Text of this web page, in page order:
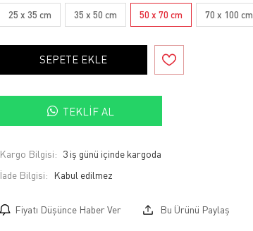
25 x 35 cm 35 x 50 cm 50 x 70 cm 70 x 100 cm
SEPETE EKLE
TEKLIF AL
Kargo Bilgisi: 3 iş günü içinde kargoda
İade Bilgisi:
Fiyatı Düşünce Haber Ver Bu Ürünü Paylaş